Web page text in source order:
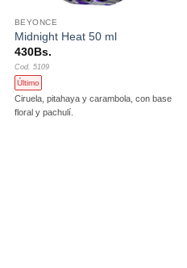
BEYONCE
Midnight Heat 50 ml
430Bs.
Cod. 5109
Último
Ciruela, pitahaya y carambola, con base
floral y pachulí.